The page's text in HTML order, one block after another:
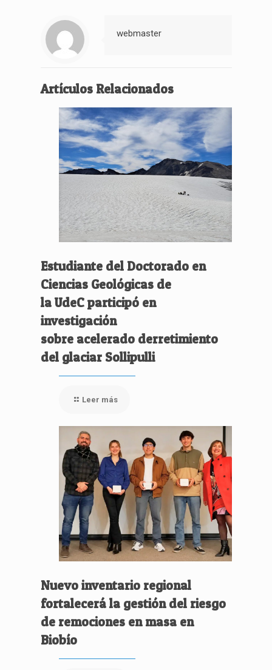
webmaster
Artículos Relacionados
Estudiante del Doctorado en
Ciencias Geológicas de
la UdeC participó en
investigación
sobre acelerado derretimiento
del glaciar Sollipulli
Leer más
Nuevo inventario regional
fortalecerá la gestión del riesgo
de remociones en masa en
Biobío